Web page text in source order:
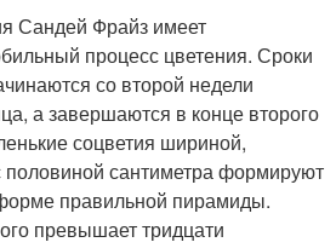
Сандей Фрайз имеет
процесс цветения. Сроки
со второй недели
а завершаются в конце второго
соцветия шириной,
половиной сантиметра формируют
правильной пирамиды.
превышает тридцати